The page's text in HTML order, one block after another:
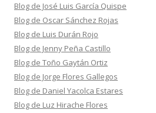
Blog de José Luis García Quispe
Blog de Oscar Sánchez Rojas
Blog de Luis Durán Rojo
Blog de Jenny Peña Castillo
Blog de Toño Gaytán Ortiz
Blog de Jorge Flores Gallegos
Blog de Daniel Yacolca Estares
Blog de Luz Hirache Flores